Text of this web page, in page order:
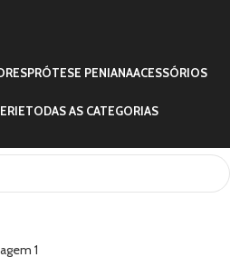
PRÓTESE PENIANAACESSÓRIOS
TODAS AS CATEGORIAS